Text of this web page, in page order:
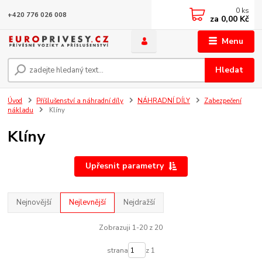
Menu
Hledat
+420 776 026 008 0 ks
za 0,00 Kč
Úvod Příšlušenství a náhradní díly NÁHRADNÍ DÍLY
Zabezpečení
nákladu
Klíny
Klíny
Upřesnit parametry
Nejnovější Nejlevnější Nejdražší
Zobrazuji 1-20 z 20
strana z 1